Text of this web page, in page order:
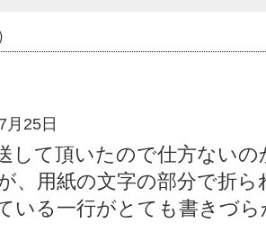
月25日
して頂いたので仕方ないの
、用紙の文字の部分で折ら
いる一行がとても書きづら